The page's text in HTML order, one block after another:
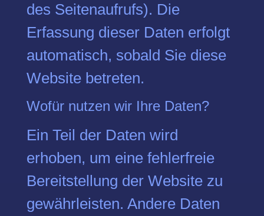
des Seitenaufrufs). Die
Erfassung dieser Daten erfolgt
automatisch, sobald Sie diese
Website betreten.
Wofür nutzen wir Ihre Daten?
Ein Teil der Daten wird
erhoben, um eine fehlerfreie
Bereitstellung der Website zu
gewährleisten. Andere Daten